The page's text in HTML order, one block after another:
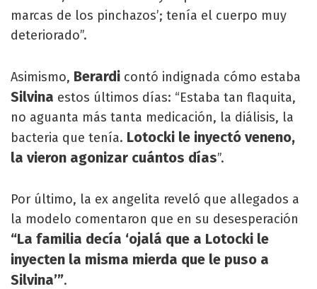
marcas de los pinchazos’; tenía el cuerpo muy
deteriorado”.
Asimismo, Berardi contó indignada cómo estaba
Silvina estos últimos días: “Estaba tan flaquita,
no aguanta más tanta medicación, la diálisis, la
bacteria que tenía. Lotocki le inyectó veneno,
la vieron agonizar cuántos días”.
Por último, la ex angelita reveló que allegados a
la modelo comentaron que en su desesperación
“La familia decía ‘ojalá que a Lotocki le
inyecten la misma mierda que le puso a
Silvina’”.